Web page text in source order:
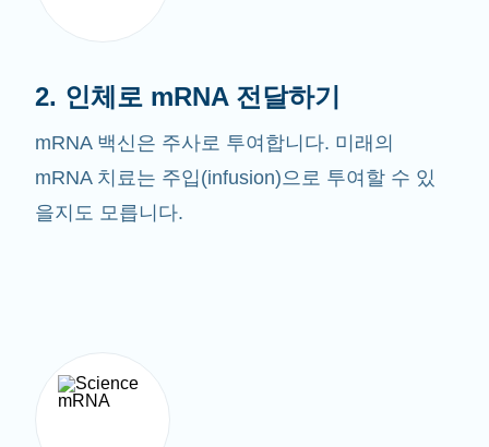
2. 인체로 mRNA 전달하기
mRNA 백신은 주사로 투여합니다. 미래의
mRNA 치료는 주입(infusion)으로 투여할 수 있
을지도 모릅니다.